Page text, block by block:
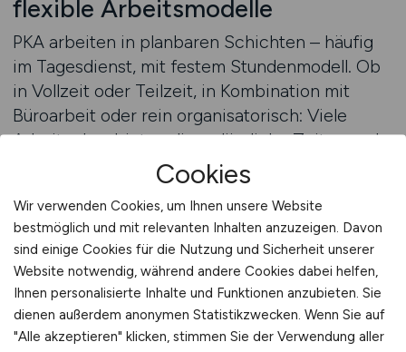
flexible Arbeitsmodelle
PKA arbeiten in planbaren Schichten – häufig
im Tagesdienst, mit festem Stundenmodell. Ob
in Vollzeit oder Teilzeit, in Kombination mit
Büroarbeit oder rein organisatorisch: Viele
Arbeitgeber bieten dir verlässliche Zeiten und
auf dich abgestimmte Arbeitsmodelle. Auch für
Wiedereinsteiger oder Eltern ist der Beruf
attraktiv und gut strukturiert.
Jetzt PKA-Stellenangebote finden
Aufstieg in Organisation und
Cookies
Wir verwenden Cookies, um Ihnen unsere Website
bestmöglich und mit relevanten Inhalten anzuzeigen. Davon
sind einige Cookies für die Nutzung und Sicherheit unserer
Website notwendig, während andere Cookies dabei helfen,
Ihnen personalisierte Inhalte und Funktionen anzubieten. Sie
dienen außerdem anonymen Statistikzwecken. Wenn Sie auf
"Alle akzeptieren" klicken, stimmen Sie der Verwendung aller